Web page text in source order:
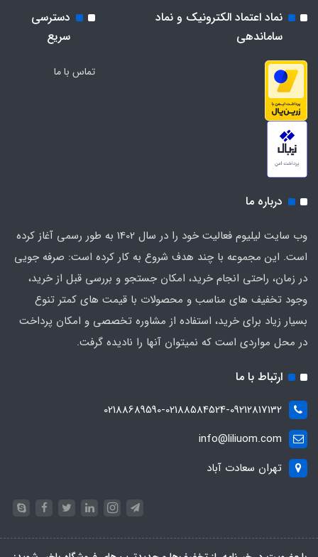
نماد اعتماد الکترونیک و نماد
ساماندهی
دسترسی
سریع
تماس با ما
درباره ما
وب سایت لیلیوم فعالیت خود را در سال 1402 به طور رسمی آغاز کرده
است. این مجموعه با چند هدف شروع به کار کرده است: صرفه جویی
در زمان، راحتی انجام خرید، امکان جستجو و بررسی قبل از خرید،
وجود تخفیف های مناسب و محصولات با قیمت های کمتر تنوع
بسیار زیاد برای خرید، استفاده از مشاوره تخصصی و امکان پرداخت
در محل مواردی است که نمیتوان آنها را نادیده گرفت.
ارتباط با ما
02188689590-02188584524-09212817132
info@liliuom.com
تهران سعادت آباد